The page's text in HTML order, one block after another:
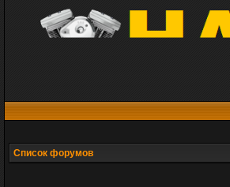
Список форумов